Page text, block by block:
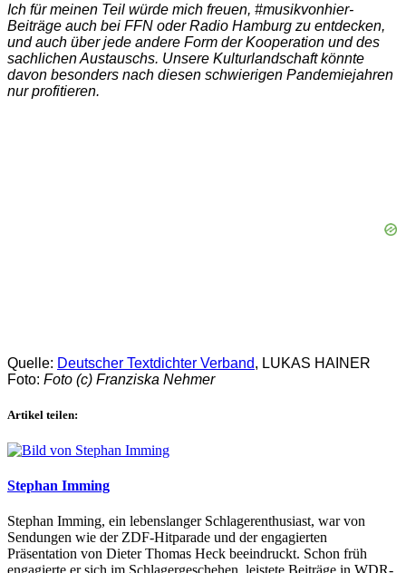
Ich für meinen Teil würde mich freuen, #musikvonhier-
Beiträge auch bei FFN oder Radio Hamburg zu entdecken,
und auch über jede andere Form der Kooperation und des
sachlichen Austauschs. Unsere Kulturlandschaft könnte
davon besonders nach diesen schwierigen Pandemiejahren
nur profitieren.
Quelle: Deutscher Textdichter Verband, LUKAS HAINER
Foto: Foto (c) Franziska Nehmer
Artikel teilen:
Stephan Imming
Stephan Imming, ein lebenslanger Schlagerenthusiast, war von
Sendungen wie der ZDF-Hitparade und der engagierten
Präsentation von Dieter Thomas Heck beeindruckt. Schon früh